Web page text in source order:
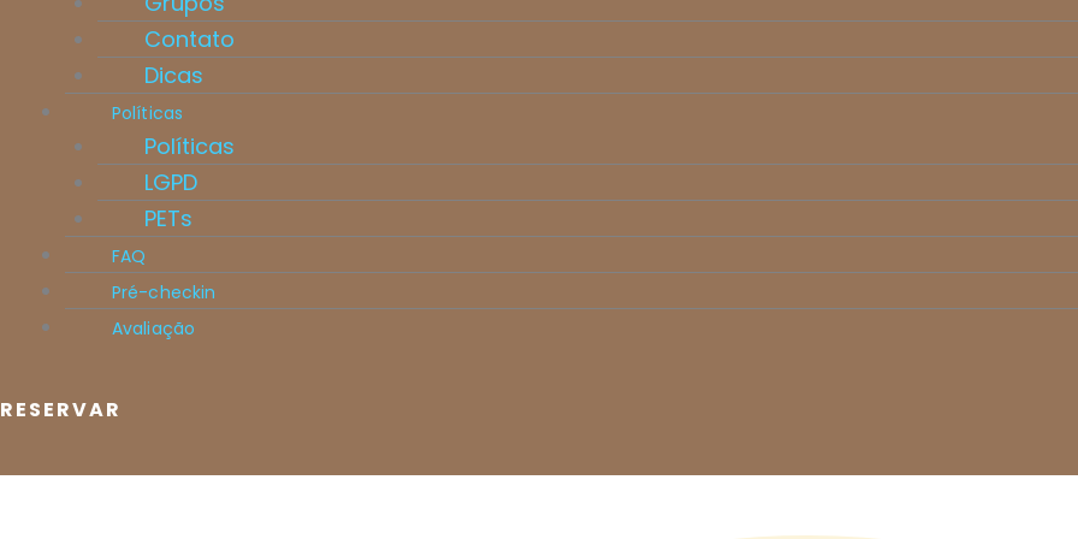
Contato
Dicas
Políticas
Políticas
LGPD
PETs
FAQ
Pré-checkin
Avaliação
RESERVAR